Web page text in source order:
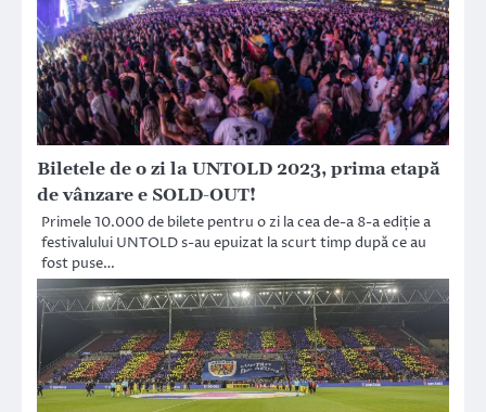
Biletele de o zi la UNTOLD 2023, prima etapă
de vânzare e SOLD-OUT!
Primele 10.000 de bilete pentru o zi la cea de-a 8-a ediție a
festivalului UNTOLD s-au epuizat la scurt timp după ce au
fost puse…